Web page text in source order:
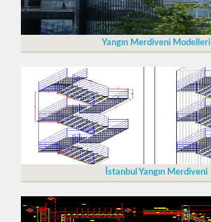
Yangın Merdiveni Modelleri
İstanbul Yangın Merdiveni